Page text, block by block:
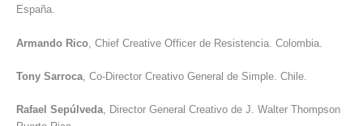
España.
Armando Rico , Chief Creative Officer de Resistencia. Colombia.
Tony Sarroca , Co-Director Creativo General de Simple. Chile.
Rafael Sepúlveda, Director General Creativo de J. Walter Thompson